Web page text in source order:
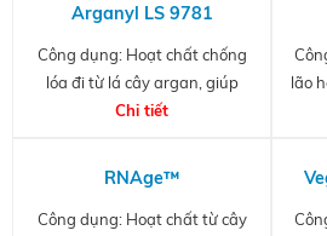
Arganyl LS 9781
Công dụng: Hoạt chất chống
lóa đi từ lá cây argan, giúp
chống lại các yếu tố gây stress
glycate hóa collagen và elastin,
giúp duy trì sự mượt mà và
Chi tiết
lão
RNAge™
Công dụng: Hoạt chất từ cây